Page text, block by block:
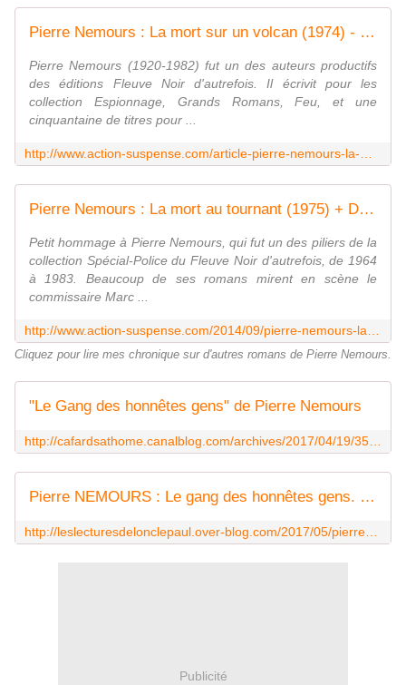
Pierre Nemours : La mort sur un volcan (1974) - Le blog de Claude LE NOCHER
Pierre Nemours (1920-1982) fut un des auteurs productifs
des éditions Fleuve Noir d'autrefois. Il écrivit pour les
collection Espionnage, Grands Romans, Feu, et une
cinquantaine de titres pour ...
Pierre Nemours : La mort au tournant (1975) + Delphine ou le crime parfait (1982) - Le blog de Claude LE NOCHER
Petit hommage à Pierre Nemours, qui fut un des piliers de la
collection Spécial-Police du Fleuve Noir d'autrefois, de 1964
à 1983. Beaucoup de ses romans mirent en scène le
commissaire Marc ...
Cliquez pour lire mes chronique sur d'autres romans de Pierre Nemours.
"Le Gang des honnêtes gens" de Pierre Nemours
Pierre NEMOURS : Le gang des honnêtes gens. - Les Lectures de l'Oncle Paul
Publicité